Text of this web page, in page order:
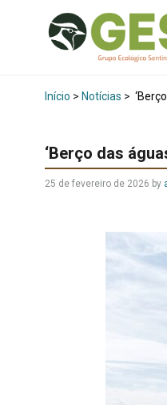
Início > Notícias >
‘Berço das
25 de fevereiro de 2026 by